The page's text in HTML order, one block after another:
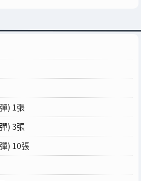
) 1張
) 3張
) 10張